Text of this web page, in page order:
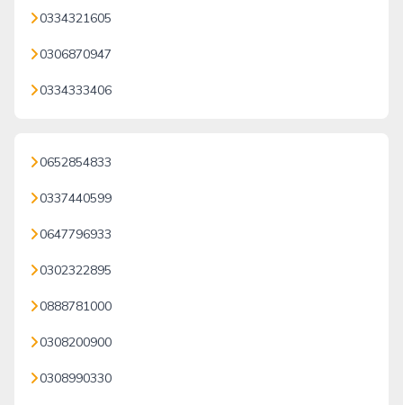
0334321605
0306870947
0334333406
0652854833
0337440599
0647796933
0302322895
0888781000
0308200900
0308990330